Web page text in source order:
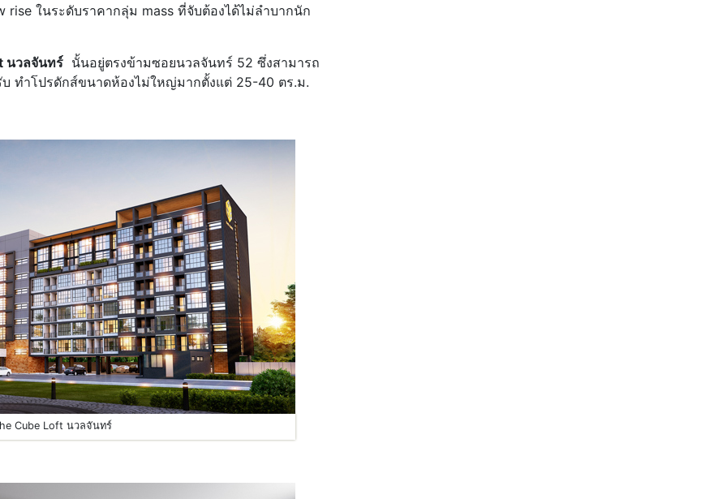
ในระดับราคากลุ่ม mass ที่จับต้องได้ไม่ลำบากนัก
นวลจันทร์ นั้นอยู่ตรงข้ามซอยนวลจันทร์ 52 ซึ่งสามารถ
ทำโปรดักส์ขนาดห้องไม่ใหญ่มากตั้งแต่ 25-40 ตร.ม.
Cube Loft นวลจันทร์